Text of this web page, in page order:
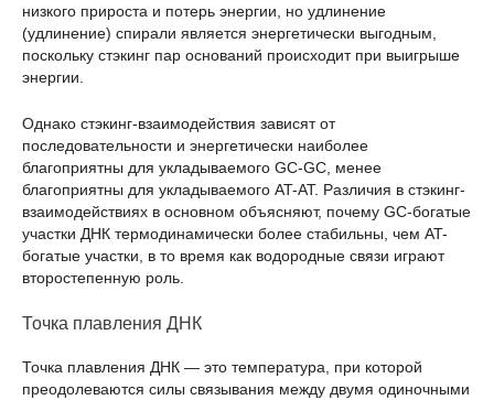
низкого прироста и потерь энергии, но удлинение
(удлинение) спирали является энергетически выгодным,
поскольку стэкинг пар оснований происходит при выигрыше
энергии.
Однако стэкинг-взаимодействия зависят от
последовательности и энергетически наиболее
благоприятны для укладываемого GC-GC, менее
благоприятны для укладываемого AT-AT. Различия в стэкинг-
взаимодействиях в основном объясняют, почему GC-богатые
участки ДНК термодинамически более стабильны, чем AT-
богатые участки, в то время как водородные связи играют
второстепенную роль.
Точка плавления ДНК
Точка плавления ДНК — это температура, при которой
преодолеваются силы связывания между двумя одиночными